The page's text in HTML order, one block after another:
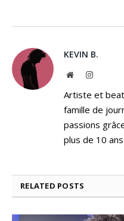
KEVIN B.
WebsiteInstagram
Artiste et
famille de
passions
plus de 10
RELATED POSTS